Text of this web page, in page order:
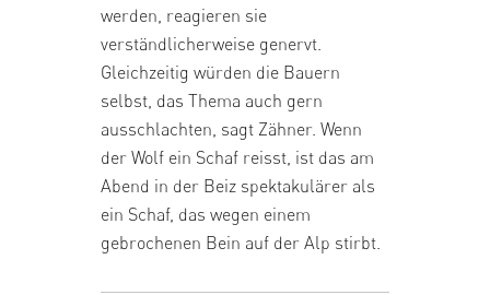
werden, reagieren sie
verständlicherweise genervt.
Gleichzeitig würden die Bauern
selbst, das Thema auch gern
ausschlachten, sagt Zähner. Wenn
der Wolf ein Schaf reisst, ist das am
Abend in der Beiz spektakulärer als
ein Schaf, das wegen einem
gebrochenen Bein auf der Alp stirbt.